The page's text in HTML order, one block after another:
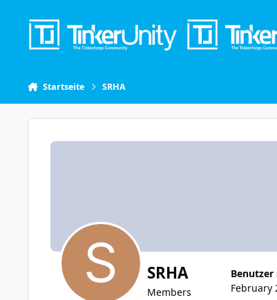
Startseite SRHA
SRHA
Members
February